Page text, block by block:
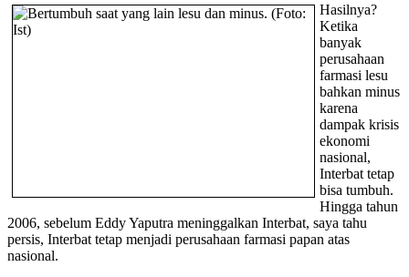
Hasilnya?
Ketika
banyak
perusahaan
farmasi lesu
bahkan minus
karena
dampak krisis
ekonomi
nasional,
Interbat tetap
bisa tumbuh.
Hingga tahun
2006, sebelum Eddy Yaputra meninggalkan Interbat, saya tahu
persis, Interbat tetap menjadi perusahaan farmasi papan atas
nasional.